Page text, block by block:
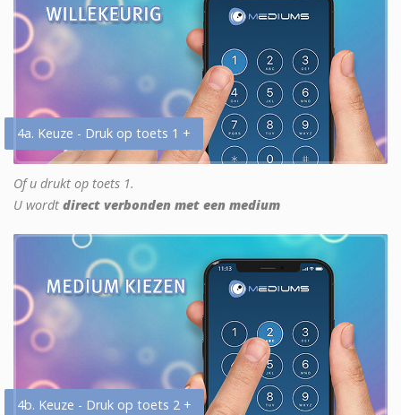
4a. Keuze - Druk op toets 1 +
Of u drukt op toets 1.
U wordt direct verbonden met een medium
4b. Keuze - Druk op toets 2 +